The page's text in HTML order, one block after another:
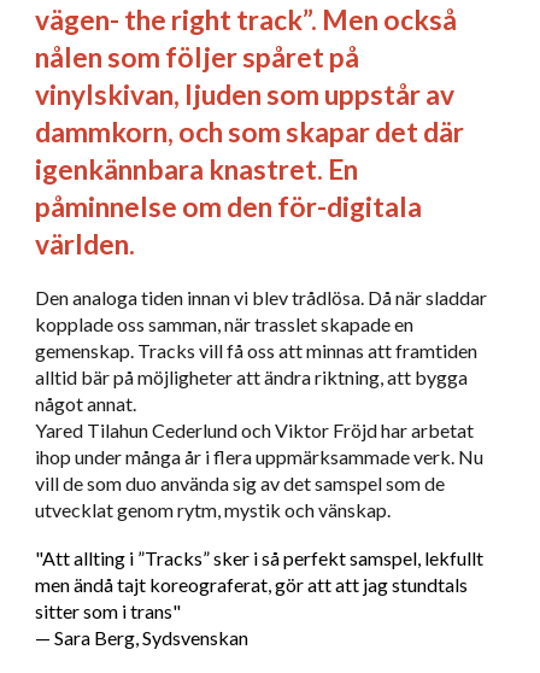
vägen- the right track”. Men också
nålen som följer spåret på
vinylskivan, ljuden som uppstår av
dammkorn, och som skapar det där
igenkännbara knastret. En
påminnelse om den för-digitala
världen.
Den analoga tiden innan vi blev trådlösa. Då när sladdar
kopplade oss samman, när trasslet skapade en
gemenskap. Tracks vill få oss att minnas att framtiden
alltid bär på möjligheter att ändra riktning, att bygga
något annat.
Yared Tilahun Cederlund och Viktor Fröjd har arbetat
ihop under många år i flera uppmärksammade verk. Nu
vill de som duo använda sig av det samspel som de
utvecklat genom rytm, mystik och vänskap.
"Att allting i ”Tracks” sker i så perfekt samspel, lekfullt
men ändå tajt koreograferat, gör att att jag stundtals
sitter som i trans"
— Sara Berg, Sydsvenskan